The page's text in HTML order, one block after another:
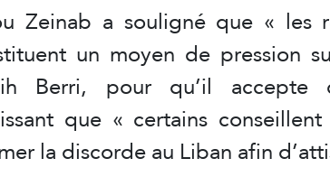
Zeinab a souligné que « les
un moyen de pression
Berri, pour qu’il accepte
que « certains
la discorde au Liban afin